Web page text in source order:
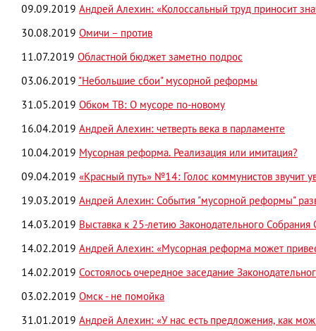
09.09.2019 Андрей Алехин: «Колоссальный труд приносит
30.08.2019 Омичи – против
11.07.2019 Областной бюджет заметно подрос
03.06.2019 "Небольшие сбои" мусорной реформы
31.05.2019 Обком ТВ: О мусоре по-новому
16.04.2019 Андрей Алехин: четверть века в парламенте
10.04.2019 Мусорная реформа. Реализация или имитация?
09.04.2019 «Красный путь» №14: Голос коммунистов звучит
19.03.2019 Андрей Алехин: События "мусорной реформы"
14.03.2019 Выставка к 25-летию Законодательного Собрания
14.02.2019 Андрей Алехин: «Мусорная реформа может
14.02.2019 Состоялось очередное заседание
03.02.2019 Омск - не помойка
31.01.2019 Андрей Алехин: «У нас есть предложения, как